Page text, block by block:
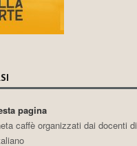
pagina
caffè organizzati dai docenti di